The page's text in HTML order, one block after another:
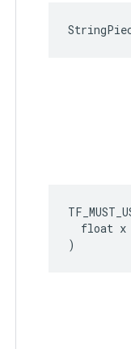
  float x
)